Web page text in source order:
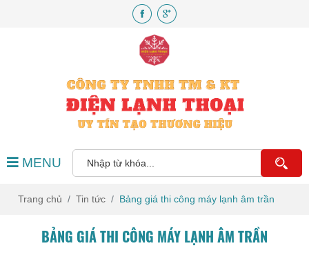
MENU
Trang chủ Tin tức Bảng giá thi công máy lạnh âm trần
BẢNG GIÁ THI CÔNG MÁY LẠNH ÂM TRẦN